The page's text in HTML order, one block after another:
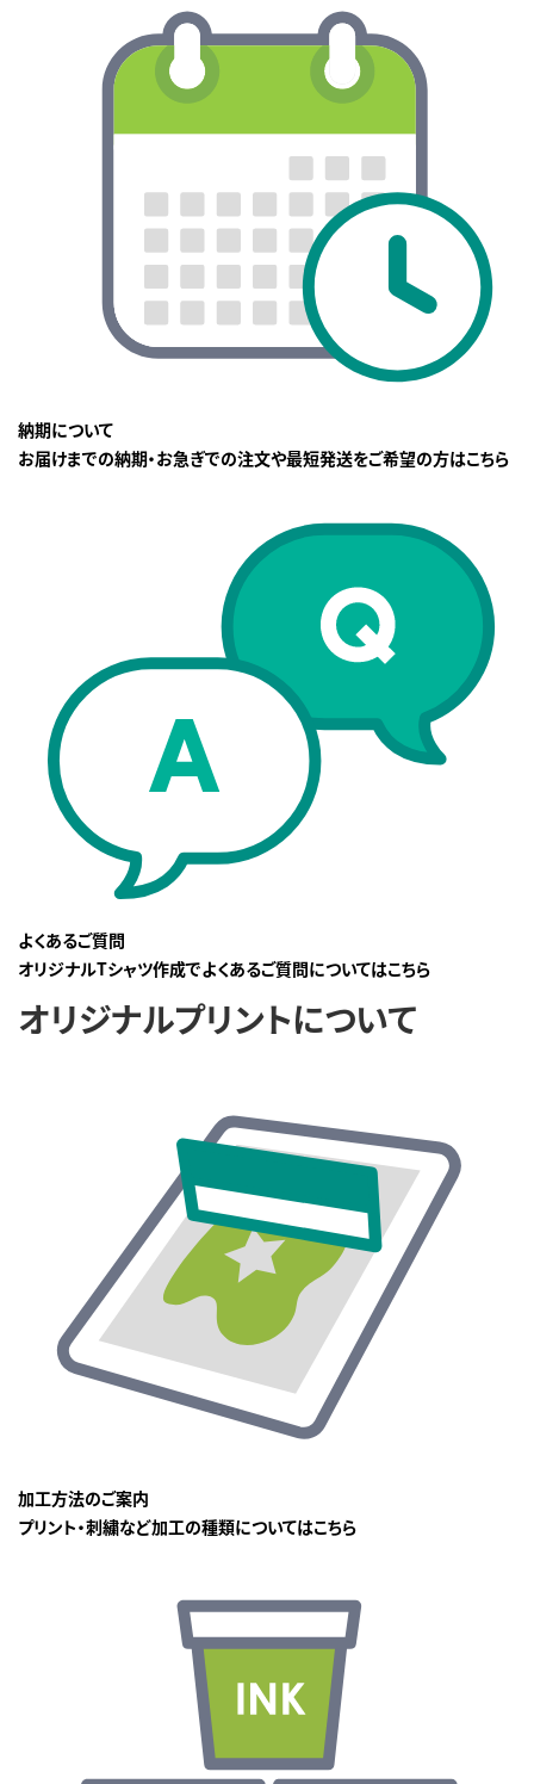
納期について
お届けまでの納期・お急ぎでの注文や最短発送をご希望の方はこちら
よくあるご質問
オリジナルTシャツ作成でよくあるご質問についてはこちら
オリジナルプリントについて
加工方法のご案内
プリント・刺繍など加工の種類についてはこちら